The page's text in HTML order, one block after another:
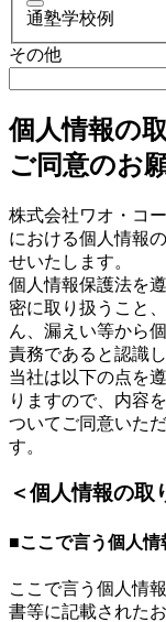
通塾学校例
その他
個人情報の
ご同意のお
株式会社ワオ・コ
における個人情報
せいたします。
個人情報保護法を
密に取り扱うこと
ん、漏えい等から
責務であると認識
当社は以下の点を
りますので、内容
ついてご同意いた
す。
＜個人情報の取
■ここで言う個人情
ここで言う個人情
書等に記載された